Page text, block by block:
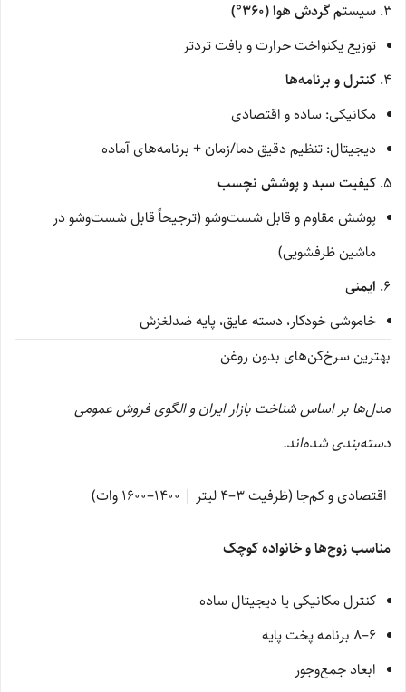
سیستم گردش هوا (360°)
توزیع یکنواخت حرارت و بافت تردتر
کنترل و برنامه‌ها
مکانیکی: ساده و اقتصادی
دیجیتال: تنظیم دقیق دما/زمان + برنامه‌های آماده
کیفیت سبد و پوشش نچسب
پوشش مقاوم و قابل شست‌وشو (ترجیحاً قابل شست‌وشو در
ماشین ظرفشویی)
ایمنی
خاموشی خودکار، دسته عایق، پایه ضدلغزش
بهترین سرخ‌کن‌های بدون روغن
مدل‌ها بر اساس شناخت بازار ایران و الگوی فروش عمومی
دسته‌بندی شده‌اند.
اقتصادی و کم‌جا (ظرفیت 3–4 لیتر | 1400–1600 وات)
مناسب زوج‌ها و خانواده کوچک
کنترل مکانیکی یا دیجیتال ساده
6–8 برنامه پخت پایه
ابعاد جمع‌وجور